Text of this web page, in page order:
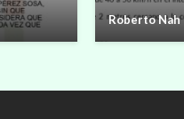
Roberto Nah